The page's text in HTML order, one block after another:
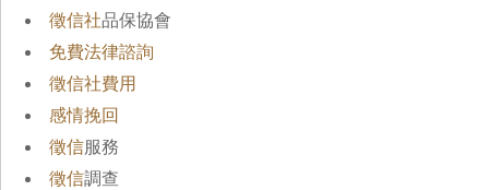
徵信社品保協會
免費法律諮詢
徵信社費用
感情挽回
徵信服務
徵信調查